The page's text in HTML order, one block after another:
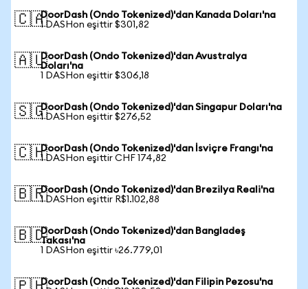
🇨🇦DoorDash (Ondo Tokenized)'dan Kanada Doları'na
1 DASHon eşittir $301,82
🇦🇺DoorDash (Ondo Tokenized)'dan Avustralya
Doları'na
1 DASHon eşittir $306,18
🇸🇬DoorDash (Ondo Tokenized)'dan Singapur Doları'na
1 DASHon eşittir $276,52
🇨🇭DoorDash (Ondo Tokenized)'dan İsviçre Frangı'na
1 DASHon eşittir CHF 174,82
🇧🇷DoorDash (Ondo Tokenized)'dan Brezilya Reali'na
1 DASHon eşittir R$1.102,88
🇧🇩DoorDash (Ondo Tokenized)'dan Bangladeş
Takası'na
1 DASHon eşittir ৳26.779,01
DoorDash (Ondo Tokenized)'dan Filipin Pezosu'na